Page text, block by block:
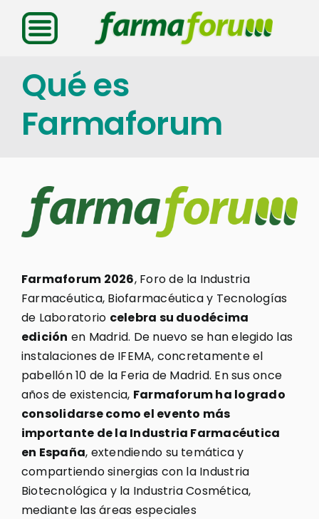
Saltar
contenido
Qué es
Farmaforum
Farmaforum 2026, Foro de la Industria
Farmacéutica, Biofarmacéutica y Tecnologías
de Laboratorio celebra su duodécima
edición en Madrid. De nuevo se han elegido las
instalaciones de IFEMA, concretamente el
pabellón 10 de la Feria de Madrid. En sus once
años de existencia, Farmaforum ha logrado
consolidarse como el evento más
importante de la Industria Farmacéutica
en España, extendiendo su temática y
compartiendo sinergias con la Industria
Biotecnológica y la Industria Cosmética,
mediante las áreas especiales